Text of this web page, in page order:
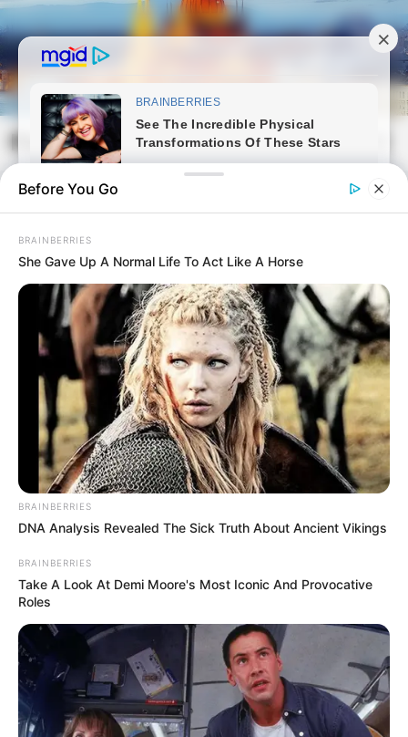
Skip
to
content
Magyarvilag.com
Open
Search
Posted
in
Friss hírek
Most jött a hír Magyar Péterről
özönlenek a jókívánságok
bySzerző
Before You Go
BRAINBERRIES
She Gave Up A Normal Life To Act Like A Horse
BRAINBERRIES
DNA Analysis Revealed The Sick Truth About Ancient Vikings
BRAINBERRIES
Take A Look At Demi Moore's Most Iconic And Provocative
Roles